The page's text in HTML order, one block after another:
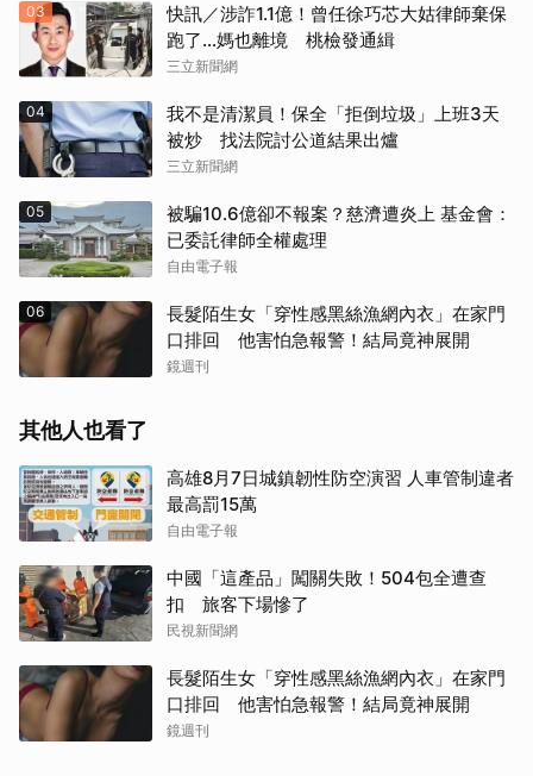
03
快訊／涉詐1.1億！曾任徐巧芯大姑律師棄保
跑了…媽也離境 桃檢發通緝
三立新聞網
04
我不是清潔員！保全「拒倒垃圾」上班3天
被炒 找法院討公道結果出爐
三立新聞網
05
被騙10.6億卻不報案？慈濟遭炎上 基金會：
已委託律師全權處理
自由電子報
06
長髮陌生女「穿性感黑絲漁網內衣」在家門
口排回 他害怕急報警！結局竟神展開
鏡週刊
其他人也看了
高雄8月7日城鎮韌性防空演習 人車管制違者
最高罰15萬
自由電子報
中國「這產品」闖關失敗！504包全遭查
扣 旅客下場慘了
民視新聞網
長髮陌生女「穿性感黑絲漁網內衣」在家門
口排回 他害怕急報警！結局竟神展開
鏡週刊